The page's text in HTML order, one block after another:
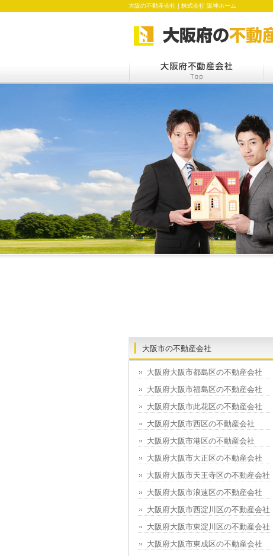
大阪の不動産会社 | 株式会社 阪神ホーム
大阪市の不動産会社
大阪府大阪市都島区の不動産会社
大阪府大阪市福島区の不動産会社
大阪府大阪市此花区の不動産会社
大阪府大阪市西区の不動産会社
大阪府大阪市港区の不動産会社
大阪府大阪市大正区の不動産会社
大阪府大阪市天王寺区の不動産会社
大阪府大阪市浪速区の不動産会社
大阪府大阪市西淀川区の不動産会社
大阪府大阪市東淀川区の不動産会社
大阪府大阪市東成区の不動産会社